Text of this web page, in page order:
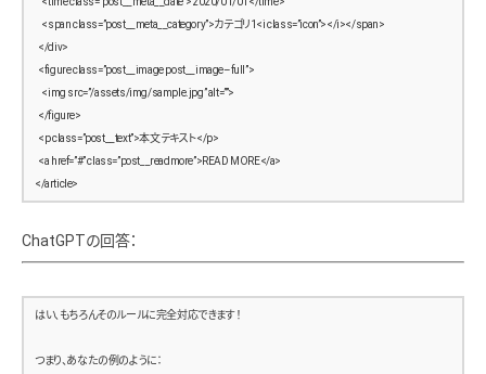
<li><a href=”#”>2024年07月 (XX)</a></li>
</ul>
</section>
</aside>
</div>
</main>
<footer class=”site-footer”>
<div class=”footer-inner”>
<h4>About</h4>
<section class=”footer-menu”>
color: #000;
text-decoration: underline;
}
.sidebar {
width: 300px;
flex-shrink: 0;
section {
font-size: 1.6rem;
<span class=”post__meta__category”>カテゴリ1<i class=”icon”></i></span>
</div>
<figure class=”post__image post__image–full”>
<img src=”/assets/img/sample.jpg” alt=””>
</figure>
<p class=”post__text”>本文テキスト</p>
<a href=”#” class=”post__readmore”>READ MORE</a>
</article>
ChatGPTの回答：
はい、もちろんそのルールに完全対応できます ！
つまり、あなたの例のように：